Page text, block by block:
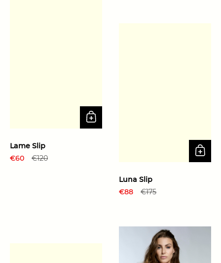
Lame Slip
Prix régulier
€60 Prix de solde
€120
Luna Slip
Prix régulier
€88 Prix de solde
€175